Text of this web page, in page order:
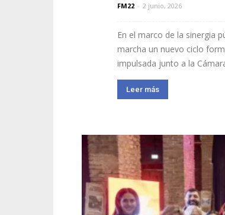
FM22 - 2 junio, 2026
En el marco de la sinergia
marcha un nuevo ciclo
impulsada junto a la
Leer más